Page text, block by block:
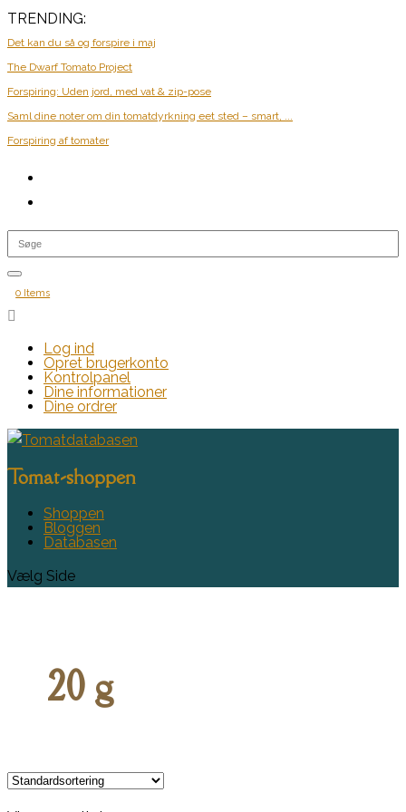
TRENDING:
Det kan du så og forspire i maj
The Dwarf Tomato Project
Forspiring: Uden jord, med vat & zip-pose
Saml dine noter om din tomatdyrkning eet sted – smart, ...
Forspiring af tomater
0 Items

Log ind
Opret brugerkonto
Kontrolpanel
Dine informationer
Dine ordrer
Tomat-shoppen
Shoppen
Bloggen
Databasen
Vælg Side
20 g